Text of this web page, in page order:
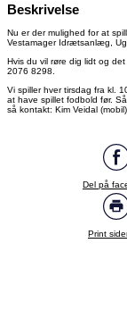
Beskrivelse
Nu er der mulighed for at
Vestamager Idrætsanlæg,
Hvis du vil røre dig lidt og
2076 8298.
Vi spiller hver tirsdag fra kl.
at have spillet fodbold før.
så kontakt: Kim Veidal
Del på
Print